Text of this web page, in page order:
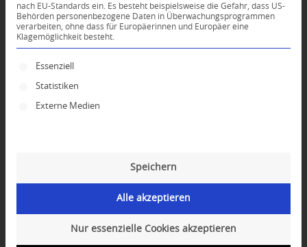
Name*
E-Mail-Adresse*
nach EU-Standards ein. Es besteht beispielsweise die Gefahr, dass US-
Behörden personenbezogene Daten in Überwachungsprogrammen
verarbeiten, ohne dass für Europäerinnen und Europäer eine
Klagemöglichkeit besteht.
Es folgt eine Liste der Service-Gruppen, für die
Essenziell
Statistiken
Externe Medien
Speichern
Alle akzeptieren
Nur essenzielle Cookies akzeptieren